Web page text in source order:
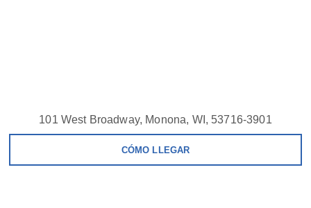
101 West Broadway, Monona, WI, 53716-3901
CÓMO LLEGAR